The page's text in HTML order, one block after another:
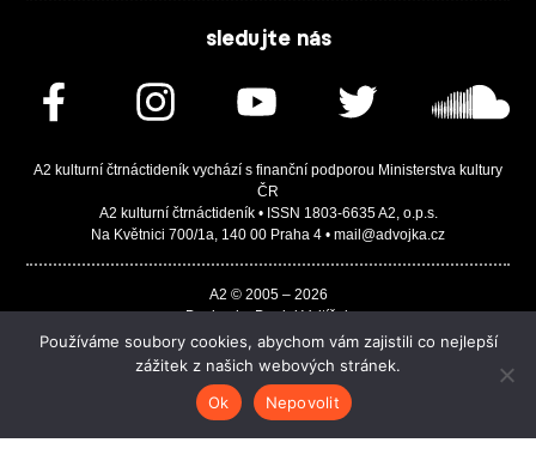
sledujte nás
A2 kulturní čtrnáctideník vychází s finanční podporou Ministerstva kultury
ČR
A2 kulturní čtrnáctideník • ISSN 1803-6635 A2, o.p.s.
Na Květnici 700/1a, 140 00 Praha 4 • mail@advojka.cz
A2 © 2005 – 2026
Design by Daniel Vojtíšek
Built by JASA-IT & ChSoft
Používáme soubory cookies, abychom vám zajistili co nejlepší
zážitek z našich webových stránek.
Ok
Nepovolit